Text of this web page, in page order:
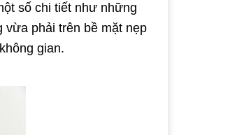
số chi tiết như những
vừa phải trên bề mặt nẹp
gian.